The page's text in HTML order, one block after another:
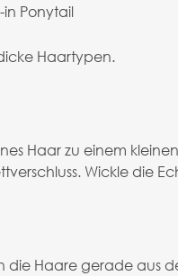
in Ponytail
Haartypen.
Haar zu einem
Wickle die
die Haare gerade aus